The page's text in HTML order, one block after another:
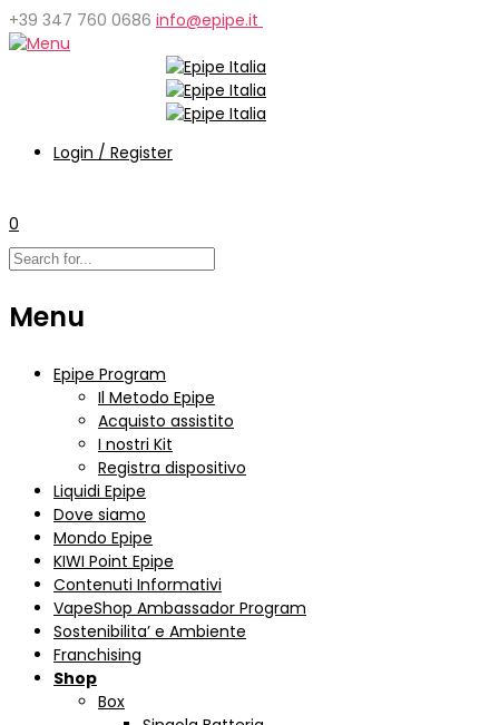
+39 347 760 0686 info@epipe.it
Login / Register
0
Menu
Epipe Program
Il Metodo Epipe
Acquisto assistito
I nostri Kit
Registra dispositivo
Liquidi Epipe
Dove siamo
Mondo Epipe
KIWI Point Epipe
Contenuti Informativi
VapeShop Ambassador Program
Sostenibilita’ e Ambiente
Franchising
Shop
Box